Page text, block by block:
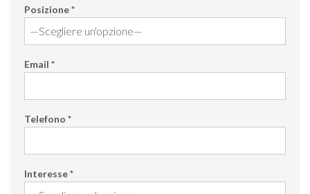
Posizione *
Email *
Telefono *
Interesse *